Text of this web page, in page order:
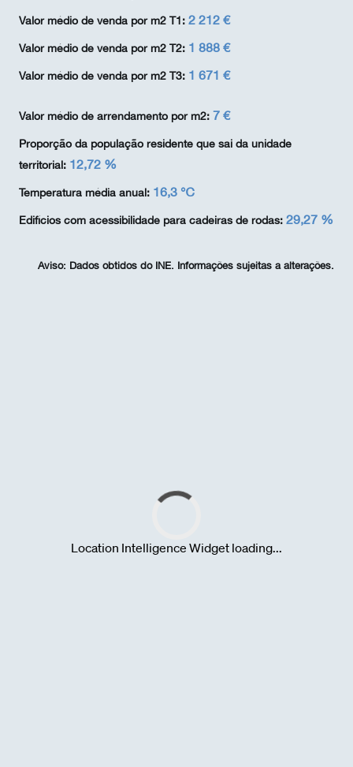
Valor médio de venda por m2 T1: 2 212 €
Valor médio de venda por m2 T2: 1 888 €
Valor médio de venda por m2 T3: 1 671 €
Valor médio de arrendamento por m2: 7 €
Proporção da população residente que sai da unidade
territorial: 12,72 %
Temperatura média anual: 16,3 ℃
Edifícios com acessibilidade para cadeiras de rodas: 29,27 %
Aviso: Dados obtidos do INE. Informações sujeitas a alterações.